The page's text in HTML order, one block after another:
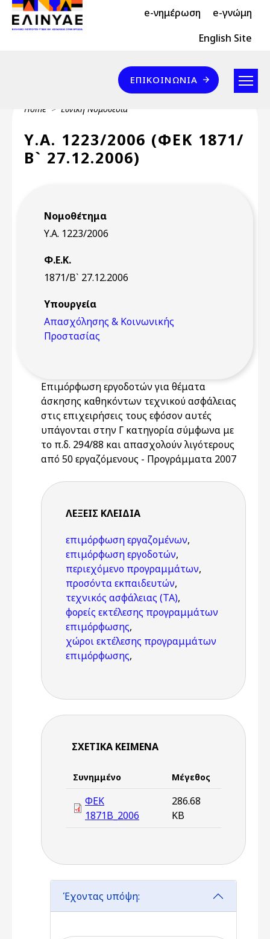
Skip to main content
Header Top 2 e-νημέρωση e-γνώμη
Header Top English Site
Επικοινωνία
ΕΠΙΚΟΙΝΩΝΊΑ
Breadcrumb
Home Εθνική Νομοθεσία
Υ.Α. 1223/2006 (ΦΕΚ 1871/
Β` 27.12.2006)
Νομοθέτημα
Υ.Α. 1223/2006
Φ.Ε.Κ.
1871/Β` 27.12.2006
Υπουργεία
Απασχόλησης & Κοινωνικής
Προστασίας
Επιμόρφωση εργοδοτών για θέματα
άσκησης καθηκόντων τεχνικού ασφάλειας
στις επιχειρήσεις τους εφόσον αυτές
υπάγονται στην Γ κατηγορία σύμφωνα με
το π.δ. 294/88 και απασχολούν λιγότερους
από 50 εργαζόμενους - Προγράμματα 2007
ΛΈΞΕΙΣ KΛΕΙΔΙΆ
επιμόρφωση εργαζομένων,
επιμόρφωση εργοδοτών,
περιεχόμενο προγραμμάτων,
προσόντα εκπαιδευτών,
τεχνικός ασφάλειας (ΤΑ),
φορείς εκτέλεσης προγραμμάτων
επιμόρφωσης,
χώροι εκτέλεσης προγραμμάτων
επιμόρφωσης,
ΣΧΕΤΙΚΆ ΚΕΊΜΕΝΑ
Συνημμένο Μέγεθος
ΦΕΚ
1871Β_2006
286.68
KB
Έχοντας υπόψη: